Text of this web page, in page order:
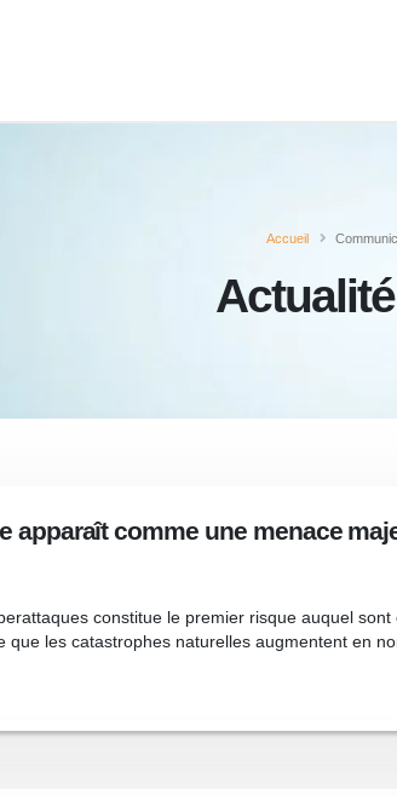
Accueil
apparaît comme une menace
constitue le premier risque auquel
les catastrophes naturelles augmentent en